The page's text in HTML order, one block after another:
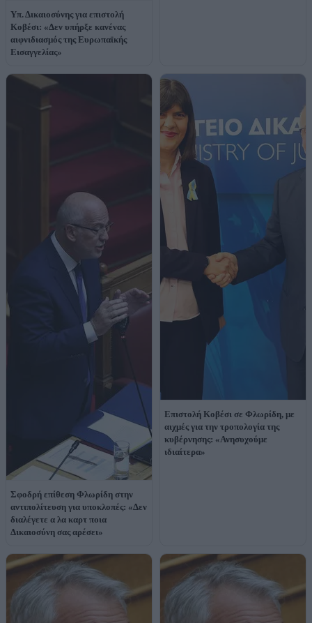
Υπ. Δικαιοσύνης για επιστολή
Κοβέσι: «Δεν υπήρξε κανένας
αιφνιδιασμός της Ευρωπαϊκής
Εισαγγελίας»
Σφοδρή επίθεση Φλωρίδη στην
αντιπολίτευση για υποκλοπές: «Δεν
διαλέγετε α λα καρτ ποια
Δικαιοσύνη σας αρέσει»
Επιστολή Κοβέσι σε Φλωρίδη, με
αιχμές για την τροπολογία της
κυβέρνησης: «Ανησυχούμε
ιδιαίτερα»